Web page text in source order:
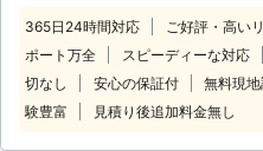
に
き
で徹
気
周囲
多数】 一般のご家庭
食
365日24時間対応 ご好評・高い
ポート万全
スピーディーな対応
切なし
安心の保証付 無料現
験豊富
見積り後追加料金無し